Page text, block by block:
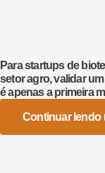
Para startups de
setor agro, validar
é apenas a primeira
Continuar lendo